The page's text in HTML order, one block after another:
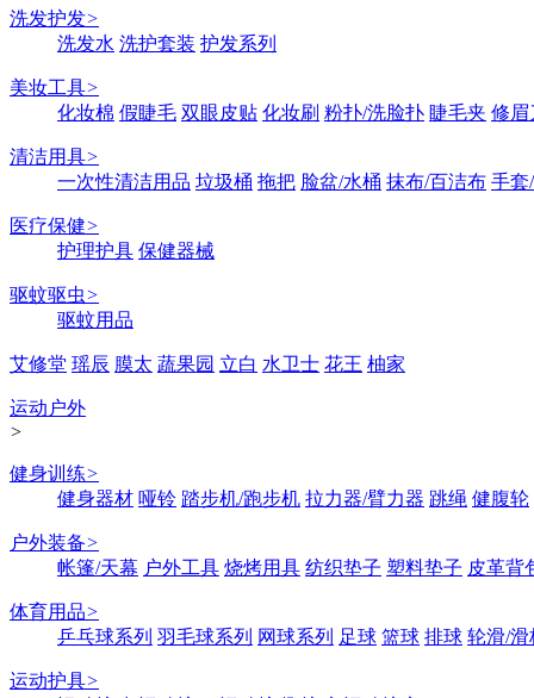
洗发护发>
洗发水 洗护套装 护发系列
美妆工具>
化妆棉 假睫毛 双眼皮贴 化妆刷 粉扑/洗脸扑 睫毛夹 修眉
清洁用具>
一次性清洁用品 垃圾桶 拖把 脸盆/水桶 抹布/百洁布 手套
医疗保健>
护理护具 保健器械
驱蚊驱虫>
驱蚊用品
艾修堂 瑶辰 膜太 蔬果园 立白 水卫士 花王 柚家
运动户外
>
健身训练>
健身器材 哑铃 踏步机/跑步机 拉力器/臂力器 跳绳 健腹轮
户外装备>
帐篷/天幕 户外工具 烧烤用具 纺织垫子 塑料垫子 皮革背
体育用品>
乒乓球系列 羽毛球系列 网球系列 足球 篮球 排球 轮滑/滑
运动护具>